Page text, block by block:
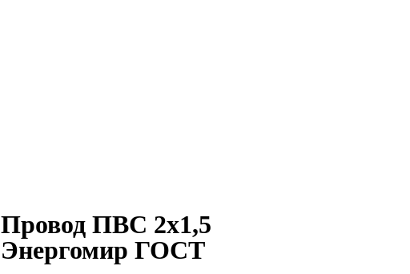
Провод ПВС 2х1,5
Энергомир ГОСТ